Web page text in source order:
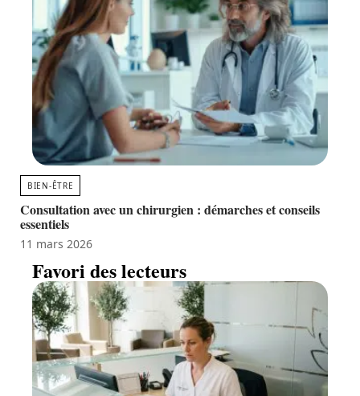
BIEN-ÊTRE
Consultation avec un chirurgien : démarches et conseils
essentiels
11 mars 2026
Favori des lecteurs